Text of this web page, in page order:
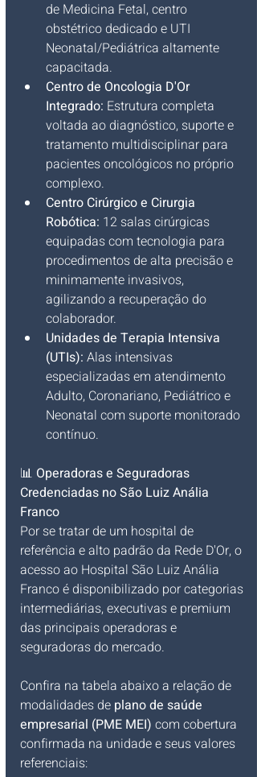
de Medicina Fetal, centro
obstétrico dedicado e UTI
Neonatal/Pediátrica altamente
capacitada.
Centro de Oncologia D'Or
Integrado: Estrutura completa
voltada ao diagnóstico, suporte e
tratamento multidisciplinar para
pacientes oncológicos no próprio
complexo.
Centro Cirúrgico e Cirurgia
Robótica: 12 salas cirúrgicas
equipadas com tecnologia para
procedimentos de alta precisão e
minimamente invasivos,
agilizando a recuperação do
colaborador.
Unidades de Terapia Intensiva
(UTIs): Alas intensivas
especializadas em atendimento
Adulto, Coronariano, Pediátrico e
Neonatal com suporte monitorado
contínuo.
📊 Operadoras e Seguradoras
Credenciadas no São Luiz Anália
Franco
Por se tratar de um hospital de
referência e alto padrão da Rede D'Or, o
acesso ao Hospital São Luiz Anália
Franco é disponibilizado por categorias
intermediárias, executivas e premium
das principais operadoras e
seguradoras do mercado.
Confira na tabela abaixo a relação de
modalidades de plano de saúde
empresarial (PME MEI) com cobertura
confirmada na unidade e seus valores
referenciais: